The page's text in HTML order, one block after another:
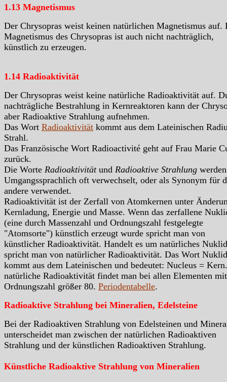
1.13 Magnetismus
Der Chrysopras weist keinen natürlichen Magnetismus auf.
Magnetismus des Chrysopras ist auch nicht nachträglich,
künstlich zu erzeugen.
1.14 Radioaktivität
Der Chrysopras weist keine natürliche Radioaktivität auf.
nachträgliche Bestrahlung in Kernreaktoren kann der
aber Radioaktive Strahlung aufnehmen.
Das Wort Radioaktivität kommt aus dem Lateinischen
Strahl.
Das Französische Wort Radioactivité geht auf Frau Marie
zurück.
Die Worte Radioaktivitätund Radioaktive Strahlung werden
Umgangssprachlich oft verwechselt, oder als Synonym für
andere verwendet.
Radioaktivität ist der Zerfall von Atomkernen unter
Kernladung, Energie und Masse. Wenn das zerfallene
(eine durch Massenzahl und Ordnungszahl festgelegte
"Atomsorte") künstlich erzeugt wurde spricht man von
künstlicher Radioaktivität. Handelt es um natürliches Nuklid
spricht man von natürlicher Radioaktivität. Das Wort Nuklid
kommt aus dem Lateinischen und bedeutet: Nucleus =
natürliche Radioaktivität findet man bei allen Elementen
Ordnungszahl größer 80. Periodentabelle.
Radioaktive Strahlung bei Mineralien, Edelsteine
Bei der Radioaktiven Strahlung von Edelsteinen und
unterscheidet man zwischen der natürlichen Radioaktiven
Strahlung und der künstlichen Radioaktiven Strahlung.
Künstliche Radioaktive Strahlung von Mineralien